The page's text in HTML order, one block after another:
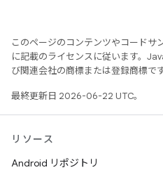
このページのコンテンツやコードサ
に記載のライセンスに従います。
び関連会社の商標または登録商標です
最終更新日 2026-06-22 UTC。
リソース
Android リポジトリ